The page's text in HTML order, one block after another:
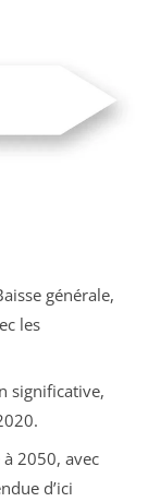
générale,
les
significative,
2050, avec
d’ici